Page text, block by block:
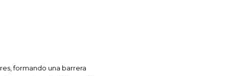
formando una barrera